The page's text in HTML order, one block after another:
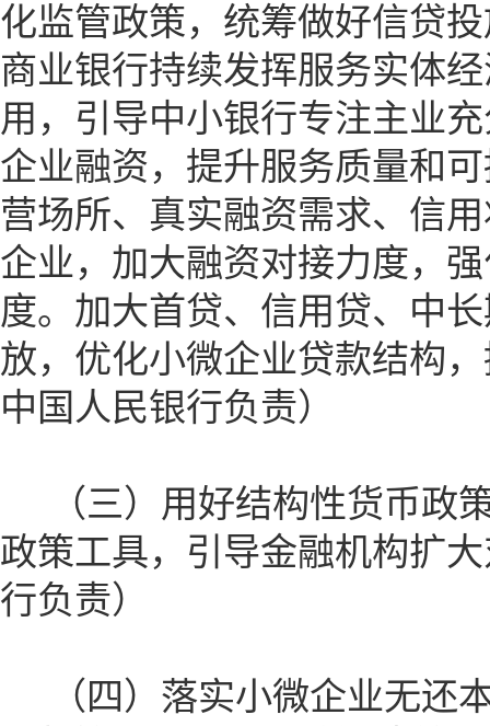
化监管政策，统筹做好信贷
商业银行持续发挥服务实体
用，引导中小银行专注主业
企业融资，提升服务质量和
营场所、真实融资需求、信
企业，加大融资对接力度，
度。加大首贷、信用贷、中
放，优化小微企业贷款结构
中国人民银行负责）
（三）用好结构性货币政
政策工具，引导金融机构扩
行负责）
（四）落实小微企业无还